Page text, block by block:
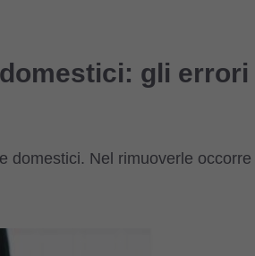
gli errori
domestici. Nel rimuoverle occorre